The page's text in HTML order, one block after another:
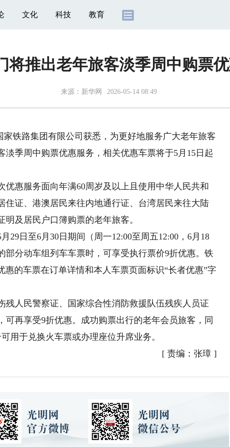
文化 科技 教育
将推出老年旅客淡季周中购票
来源： 新华网 2026-05-14 08:49
家铁路集团有限公司获悉，为更好地服务广大老年旅客
季周中购票优惠服务，相关优惠车票将于5月15日起
惠服务面向年满60周岁及以上且使用中华人民共和
住证、港澳居民来往内地通行证、台湾居民来往大陆
及居民户口簿购票的老年旅客。
日至6月30日期间（周一12:00至周五12:00，6月18
部分动车组列车车票时，可享受执行票价9折优惠。铁
惠的车票在订单详情和本人车票页面标识“长者优惠”字
人民警察证、国家综合性消防救援队伍残疾人员证
再享受9折优惠。成功购票出行的老年会员旅客，同
用于兑换火车票或办理座位升席业务。
[ 责编：张璋 ]